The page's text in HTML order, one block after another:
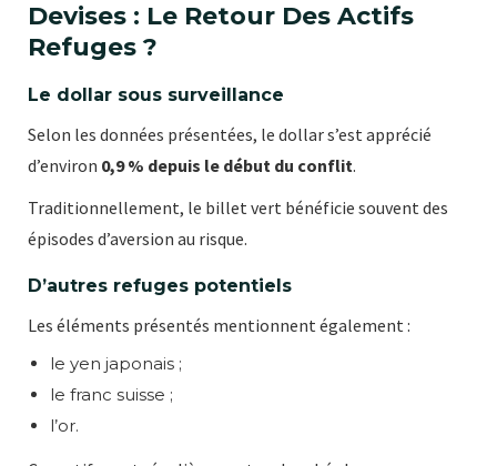
Devises : Le Retour Des Actifs
Refuges ?
Le dollar sous surveillance
Selon les données présentées, le dollar s’est apprécié
d’environ 0,9 % depuis le début du conflit.
Traditionnellement, le billet vert bénéficie souvent des
épisodes d’aversion au risque.
D’autres refuges potentiels
Les éléments présentés mentionnent également :
le yen japonais ;
le franc suisse ;
l’or.